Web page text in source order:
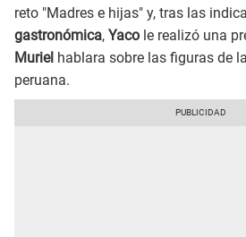
reto "Madres e hijas" y, tras las
gastronómica, Yaco le realizó una
Muriel hablara sobre las figuras de la
peruana.